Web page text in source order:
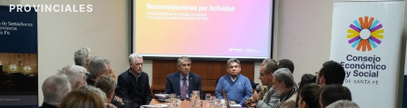
PROVINCIALES